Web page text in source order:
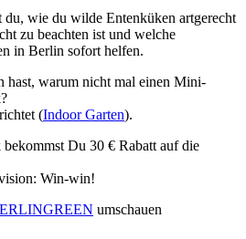
du, wie du wilde Entenküken artgerecht
zu beachten ist und welche
in Berlin sofort helfen.
hast, warum nicht mal einen Mini-
(Indoor Garten).
Du 30 € Rabatt auf die
Win-win!
umschauen